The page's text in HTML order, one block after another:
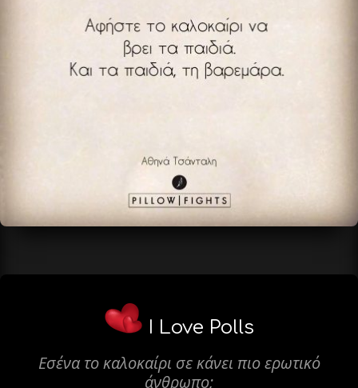
I Love Polls
Εσένα το καλοκαίρι σε κάνει πιο ερωτικό
άνθρωπο;